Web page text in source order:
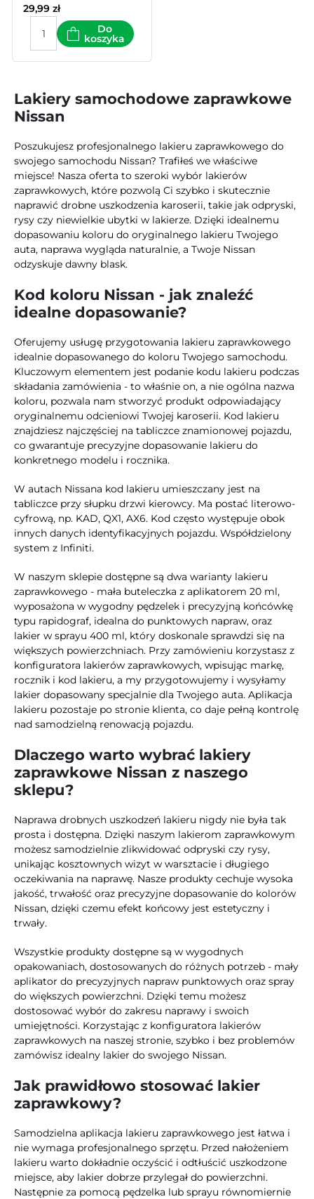
29,99 zł
Do
koszyka
Lakiery samochodowe zaprawkowe
Nissan
Poszukujesz profesjonalnego lakieru zaprawkowego do
swojego samochodu Nissan? Trafiłeś we właściwe
miejsce! Nasza oferta to szeroki wybór lakierów
zaprawkowych, które pozwolą Ci szybko i skutecznie
naprawić drobne uszkodzenia karoserii, takie jak odpryski,
rysy czy niewielkie ubytki w lakierze. Dzięki idealnemu
dopasowaniu koloru do oryginalnego lakieru Twojego
auta, naprawa wygląda naturalnie, a Twoje Nissan
odzyskuje dawny blask.
Kod koloru Nissan - jak znaleźć
idealne dopasowanie?
Oferujemy usługę przygotowania lakieru zaprawkowego
idealnie dopasowanego do koloru Twojego samochodu.
Kluczowym elementem jest podanie kodu lakieru podczas
składania zamówienia - to właśnie on, a nie ogólna nazwa
koloru, pozwala nam stworzyć produkt odpowiadający
oryginalnemu odcieniowi Twojej karoserii. Kod lakieru
znajdziesz najczęściej na tabliczce znamionowej pojazdu,
co gwarantuje precyzyjne dopasowanie lakieru do
konkretnego modelu i rocznika.
W autach Nissana kod lakieru umieszczany jest na
tabliczce przy słupku drzwi kierowcy. Ma postać literowo-
cyfrową, np. KAD, QX1, AX6. Kod często występuje obok
innych danych identyfikacyjnych pojazdu. Współdzielony
system z Infiniti.
W naszym sklepie dostępne są dwa warianty lakieru
zaprawkowego - mała buteleczka z aplikatorem 20 ml,
wyposażona w wygodny pędzelek i precyzyjną końcówkę
typu rapidograf, idealna do punktowych napraw, oraz
lakier w sprayu 400 ml, który doskonale sprawdzi się na
większych powierzchniach. Przy zamówieniu korzystasz z
konfiguratora lakierów zaprawkowych, wpisując markę,
rocznik i kod lakieru, a my przygotowujemy i wysyłamy
lakier dopasowany specjalnie dla Twojego auta. Aplikacja
lakieru pozostaje po stronie klienta, co daje pełną kontrolę
nad samodzielną renowacją pojazdu.
Dlaczego warto wybrać lakiery
zaprawkowe Nissan z naszego
sklepu?
Naprawa drobnych uszkodzeń lakieru nigdy nie była tak
prosta i dostępna. Dzięki naszym lakierom zaprawkowym
możesz samodzielnie zlikwidować odpryski czy rysy,
unikając kosztownych wizyt w warsztacie i długiego
oczekiwania na naprawę. Nasze produkty cechuje wysoka
jakość, trwałość oraz precyzyjne dopasowanie do kolorów
Nissan, dzięki czemu efekt końcowy jest estetyczny i
trwały.
Wszystkie produkty dostępne są w wygodnych
opakowaniach, dostosowanych do różnych potrzeb - mały
aplikator do precyzyjnych napraw punktowych oraz spray
do większych powierzchni. Dzięki temu możesz
dostosować wybór do zakresu naprawy i swoich
umiejętności. Korzystając z konfiguratora lakierów
zaprawkowych na naszej stronie, szybko i bez problemów
zamówisz idealny lakier do swojego Nissan.
Jak prawidłowo stosować lakier
zaprawkowy?
Samodzielna aplikacja lakieru zaprawkowego jest łatwa i
nie wymaga profesjonalnego sprzętu. Przed nałożeniem
lakieru warto dokładnie oczyścić i odtłuścić uszkodzone
miejsce, aby lakier dobrze przylegał do powierzchni.
Następnie za pomocą pędzelka lub sprayu równomiernie